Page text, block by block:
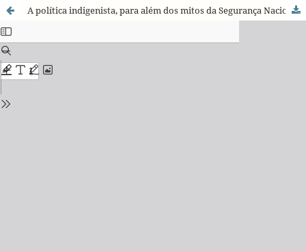
A política indigenista, para além dos mitos da Segurança Nacional